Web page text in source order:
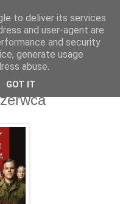
to deliver its services
and user-agent are
and security
generate usage
abuse.
GOT IT